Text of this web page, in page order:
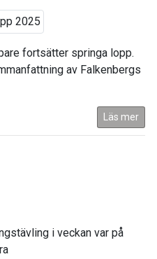
fortsätter springa lopp.
av Falkenbergs
Läs mer
i veckan var på